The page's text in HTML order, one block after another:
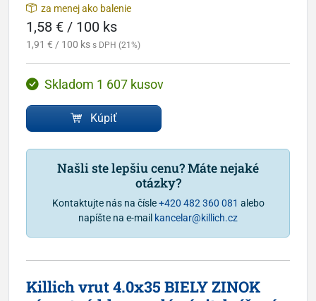
za menej ako balenie
1,58 € / 100 ks
1,91 € / 100 ks s DPH (21%)
Skladom 1 607 kusov
Kúpiť
Našli ste lepšiu cenu? Máte nejaké
otázky?
Kontaktujte nás na čísle+420 482 360 081 alebo
napíšte na e-mail kancelar@killich.cz
Killich vrut 4.0x35 BIELY ZINOK